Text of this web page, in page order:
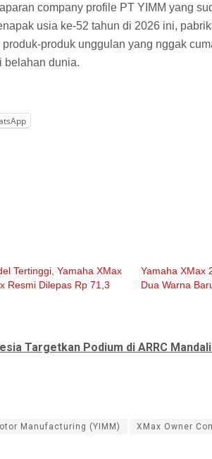
company profile PT YIMM yang
usia ke-52 tahun di 2026 ini,
produk unggulan yang nggak
belahan dunia.
Tertinggi, Yamaha XMax
Resmi Dilepas Rp 71,3
Yamaha XMax
Dua Warna
Targetkan Podium di ARRC
Manufacturing (YIMM) XMax Owner